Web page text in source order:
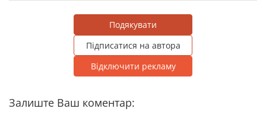
Подякувати
Підписатися на автора
Відключити рекламу
Залиште Ваш коментар: